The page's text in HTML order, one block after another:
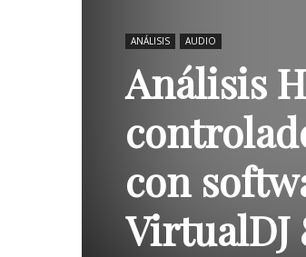
ANÁLISIS AUDIO
Análisis
con
VirtualDJ